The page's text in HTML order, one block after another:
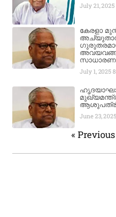
July 21, 2025
കേരളാ
സാധാരണ
July 1, 2025
June 23, 2025
« Previous